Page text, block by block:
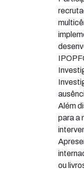
Além
para a
ou